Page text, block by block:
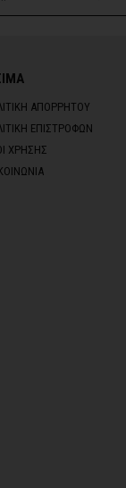
ΑΠΟΡΡΗΤΟΥ
ΕΠΙΣΤΡΟΦΩΝ
ΧΡΗΣΗΣ